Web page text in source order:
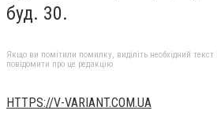
буд. 30.
Якщо ви помітили помилку, виділіть необхідний текст
повідомити про це редакцію
HTTPS://V-VARIANT.COM.UA